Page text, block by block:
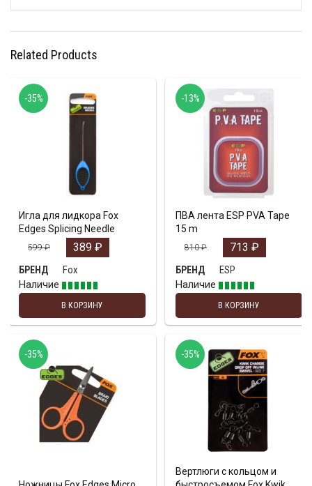
Related Products
Игла для лидкора Fox
Edges Splicing Needle
599₽ 389 ₽
БРЕНД
Fox
Наличие
В КОРЗИНУ
-35%
ПВА лента ESP PVA Tape
15 m
810₽ 713 ₽
БРЕНД
ESP
Наличие
В КОРЗИНУ
-13%
-35%
Вертлюги с кольцом и
-35%